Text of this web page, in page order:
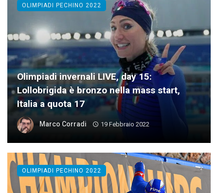
Olimpiadi invernali LIVE, day 15:
Lollobrigida è bronzo nella mass start,
Italia a quota 17
Marco Corradi 19 Febbraio 2022
OLIMPIADI PECHINO 2022
OLIMPIADI PECHINO 2022